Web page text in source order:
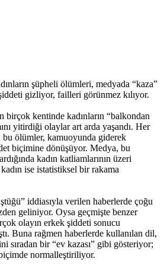
şüpheli ölümleri, medyada “kaza”
gizliyor, failleri görünmez kılıyor.
birçok kentinde kadınların “balkondan
yitirdiği olaylar art arda yaşandı. Her
ölümler, kamuoyunda giderek
biçimine dönüşüyor. Medya, bu
kadın katliamlarının üzeri
ise istatistiksel bir rakama
iddiasıyla verilen haberlerde çoğu
geliniyor. Oysa geçmişte benzer
olayın erkek şiddeti sonucu
Buna rağmen haberlerde kullanılan dil,
sıradan bir “ev kazası” gibi gösteriyor;
normalleştiriliyor.